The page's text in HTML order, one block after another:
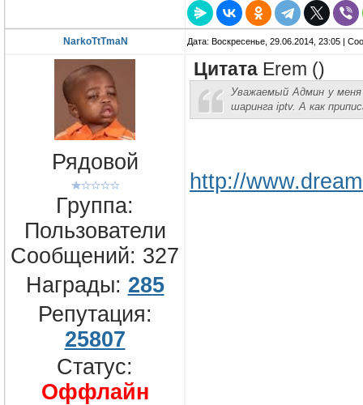
NarkoTtTmaN Дата: Воскресенье, 29.06.2014, 23:05 |
Рядовой
Группа:
Пользователи
Сообщений: 327
Награды: 285
Репутация:
25807
Статус:
Оффлайн
Цитата Erem ()
Уважаемый Админ у
шаринга iptv. А как
http://